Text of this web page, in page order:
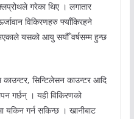
गरेका थिए । लगातार
विकिरणहरु फ्याँकिरहने
यसको आयु सयौँ वर्षसम्म हुन्छ
काउन्टर, सिन्टिलेसन काउन्टर आदि
गर्छन् । यही विकिरणको
यकिन गर्न सकिन्छ । खानीबाट